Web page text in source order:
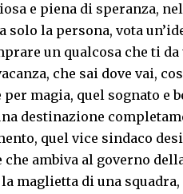
e piena di speranza,
solo la persona, vota
un qualcosa che ti
che sai dove vai,
per magia, quel sognato
destinazione
quel vice sindaco
che ambiva al governo
maglietta di una